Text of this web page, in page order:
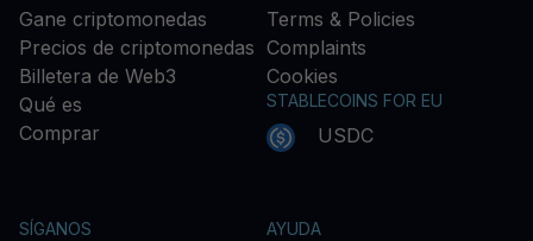
Gane criptomonedas
Precios de criptomonedas
Billetera de Web3
Qué es
Comprar
Terms & Policies
Complaints
Cookies
STABLECOINS FOR EU
USDC
SÍGANOS AYUDA